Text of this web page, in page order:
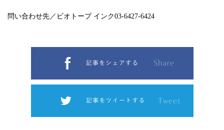
問い合わせ先／ビオトープ インク03-6427-6424